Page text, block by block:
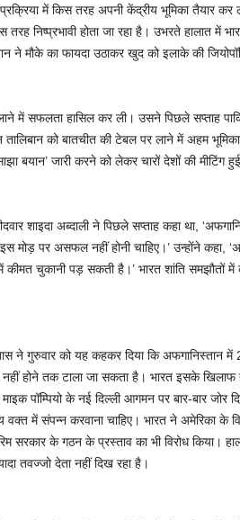
में किस तरह अपनी केंद्रीय भूमिका तैयार कर
निष्प्रभावी होता जा रहा है। उभरते हालात में
ने मौके का फायदा उठाकर खुद को इलाके की
में सफलता हासिल कर ली। उसने पिछले सप्ताह
को बातचीत की टेबल पर लाने में अहम भूमिका
बयान’ जारी करने को लेकर चारों देशों की मीटिंग
शाइदा अब्दाली ने पिछले सप्ताह कहा था,
मोड़ पर असफल नहीं होनी चाहिए।’ उन्होंने कहा,
कीमत चुकानी पड़ सकती है।’ भारत शांति समझौतों में
ने गुरुवार को यह कहकर दिया कि अफगानिस्तान में
नहीं होने तक टाला जा सकता है। भारत इसके खिलाफ
पॉम्पियो के नई दिल्ली आगमन पर बार-बार जोर
वक्त में संपन्न करवाना चाहिए। भारत ने अमेरिका के
के गठन के प्रस्ताव का भी विरोध किया।
तवज्जो देता नहीं दिख रहा है।